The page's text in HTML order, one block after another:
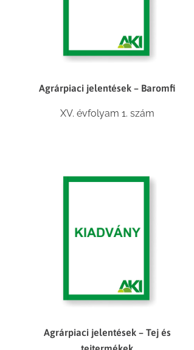
Agrárpiaci jelentések – Baromfi
XV. évfolyam 1. szám
Agrárpiaci jelentések – Tej és